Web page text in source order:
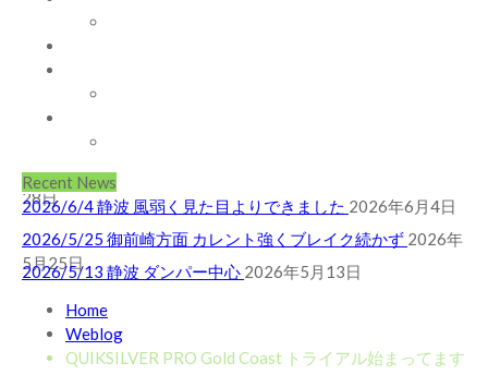
Recent News
2026/5/25 御前崎方面 カレント強くブレイク続かず
2026/5/12 静波 久しぶりにいい波
2026/7/28 御前崎方面 よれ入ったダンパー多め
28日
2026/6/4 静波 風弱く見た目よりできました 2026年6月4日
2026/5/25 御前崎方面 カレント強くブレイク続かず 2026年
5月25日
2026/5/13 静波 ダンパー中心 2026年5月13日
2026/5/12 静波 久しぶりにいい波
2026/7/28 御前崎方面 よれ入ったダンパー多め
28日
2026/6/4 静波 風弱く見た目よりできました 2026年6月4日
Home
Weblog
QUIKSILVER PRO Gold Coast トライアル始まってます